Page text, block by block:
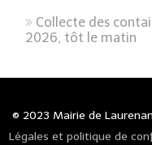
Collecte des
2026, tôt le matin
© 2023 Mairie de
Légales et politique de